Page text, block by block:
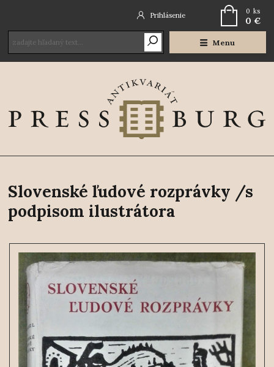
Menu
Prihlásenie 0 ks
0 €
Slovenské ľudové rozprávky /s
podpisom ilustrátora